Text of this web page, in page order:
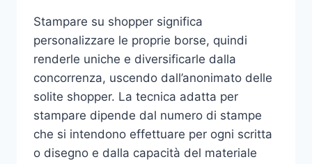
Stampare su shopper significa
personalizzare le proprie borse, quindi
renderle uniche e diversificarle dalla
concorrenza, uscendo dall’anonimato delle
solite shopper. La tecnica adatta per
stampare dipende dal numero di stampe
che si intendono effettuare per ogni scritta
o disegno e dalla capacità del materiale